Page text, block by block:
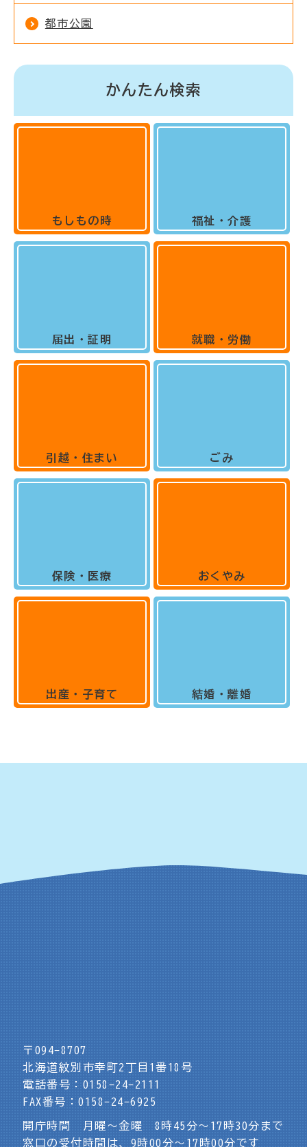
都市公園
かんたん検索
もしもの時
届出・証明
引越・住まい
保険・医療
出産・子育て
福祉・介護
就職・労働
ごみ
おくやみ
結婚・離婚
〒094-8707
北海道紋別市幸町2丁目1番18号
電話番号：0158-24-2111
FAX番号：0158-24-6925
開庁時間 月曜～金曜 8時45分～17時30分まで
窓口の受付時間は、9時00分～17時00分です